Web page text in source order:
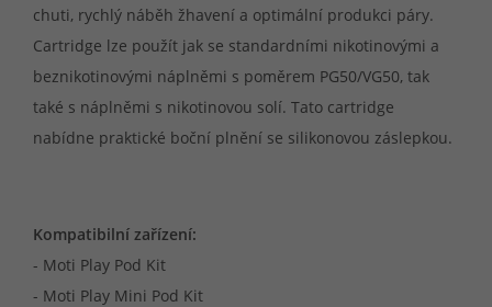
chuti, rychlý náběh žhavení a optimální produkci páry.
Cartridge lze použít jak se standardními nikotinovými a
beznikotinovými náplněmi s poměrem PG50/VG50, tak
také s náplněmi s nikotinovou solí. Tato cartridge
nabídne praktické boční plnění se silikonovou záslepkou.
Kompatibilní zařízení:
- Moti Play Pod Kit
- Moti Play Mini Pod Kit